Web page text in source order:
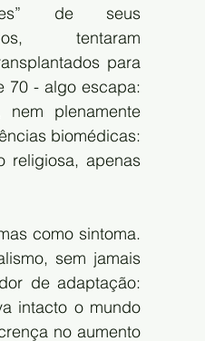
de seus
tentaram
para
70 - algo escapa:
plenamente
biomédicas:
religiosa, apenas
como sintoma.
sem jamais
de adaptação:
intacto o mundo
no aumento